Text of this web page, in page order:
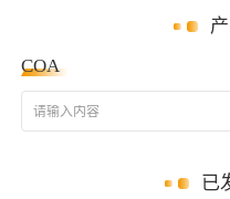
COA
请输入内容
已